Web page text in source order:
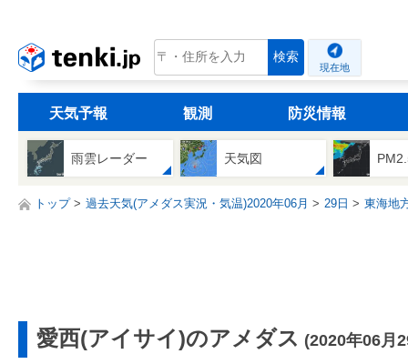
tenki.jp 検索
現在地
天気予報 観測 防災情報
雨雲レーダー 天気図
トップ 過去天気(アメダス実況・気温)2020年06月 29日 東海地
愛西(アイサイ)のアメダス (2020年06月